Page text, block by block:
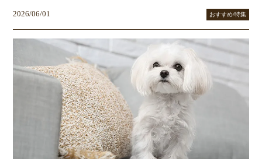
2026/06/01 おすすめ/特集